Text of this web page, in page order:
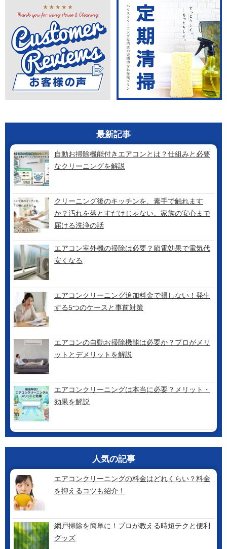
最新記事
自動お掃除機能付きエアコンとは？仕組みと必要
なクリーニングを解説
クリーニング後のキッチンを、素手で触れます
か？汚れを落とすだけじゃない。家族の安心まで
届ける洗浄の話
エアコン室外機の掃除は必要？節電効果で電気代
安くなる
エアコンクリーニング追加料金で損しない！発生
する5つのケースと事前対策
エアコンの自動お掃除機能は必要か？プロがメリ
ットとデメリットを解説
エアコンクリーニングは本当に必要？メリット・
効果を解説
人気の記事
エアコンクリーニングの料金はどれくらい？料金
を抑えるコツも紹介！
網戸掃除を簡単に！プロが教える時短テクと便利
グッズ